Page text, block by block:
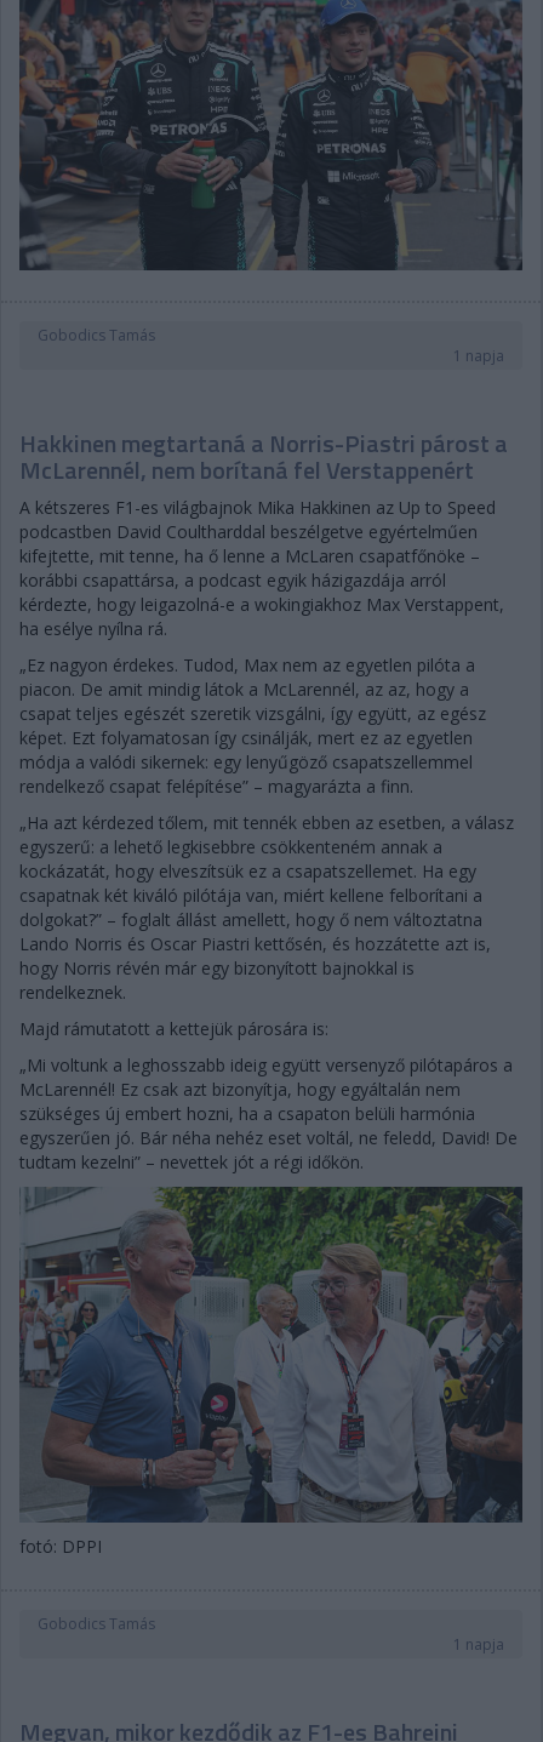
Gobodics Tamás
1 napja
Hakkinen megtartaná a Norris-Piastri párost a
McLarennél, nem borítaná fel Verstappenért
A kétszeres F1-es világbajnok Mika Hakkinen az Up to Speed
podcastben David Coultharddal beszélgetve egyértelműen
kifejtette, mit tenne, ha ő lenne a McLaren csapatfőnöke –
korábbi csapattársa, a podcast egyik házigazdája arról
kérdezte, hogy leigazolná-e a wokingiakhoz Max Verstappent,
ha esélye nyílna rá.
„Ez nagyon érdekes. Tudod, Max nem az egyetlen pilóta a
piacon. De amit mindig látok a McLarennél, az az, hogy a
csapat teljes egészét szeretik vizsgálni, így együtt, az egész
képet. Ezt folyamatosan így csinálják, mert ez az egyetlen
módja a valódi sikernek: egy lenyűgöző csapatszellemmel
rendelkező csapat felépítése” – magyarázta a finn.
„Ha azt kérdezed tőlem, mit tennék ebben az esetben, a válasz
egyszerű: a lehető legkisebbre csökkenteném annak a
kockázatát, hogy elveszítsük ez a csapatszellemet. Ha egy
csapatnak két kiváló pilótája van, miért kellene felborítani a
dolgokat?” – foglalt állást amellett, hogy ő nem változtatna
Lando Norris és Oscar Piastri kettősén, és hozzátette azt is,
hogy Norris révén már egy bizonyított bajnokkal is
rendelkeznek.
Majd rámutatott a kettejük párosára is:
„Mi voltunk a leghosszabb ideig együtt versenyző pilótapáros a
McLarennél! Ez csak azt bizonyítja, hogy egyáltalán nem
szükséges új embert hozni, ha a csapaton belüli harmónia
egyszerűen jó. Bár néha nehéz eset voltál, ne feledd, David! De
tudtam kezelni” – nevettek jót a régi időkön.
fotó: DPPI
Gobodics Tamás
1 napja
Megvan, mikor kezdődik az F1-es Bahreini